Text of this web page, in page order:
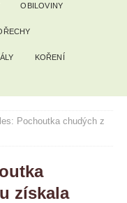
OBILOVINY
KOŘENÍ
Pochoutka chudých z
získala